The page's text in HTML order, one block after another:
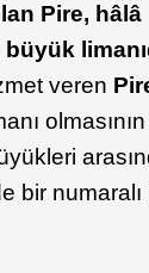
Pire, hâlâ
veren
olmasının
bir